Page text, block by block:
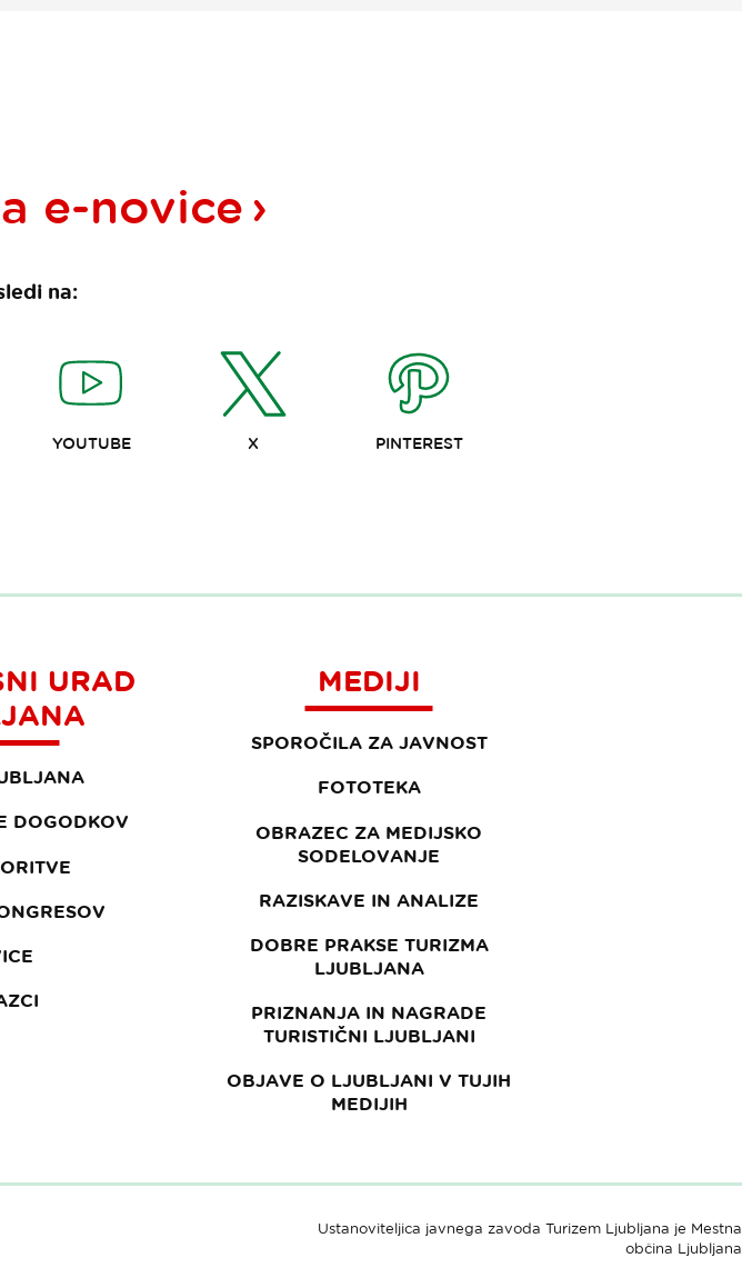
e-novice
na:
YOUTUBE X PINTEREST
URAD
DOGODKOV
MEDIJI
SPOROČILA ZA JAVNOST
FOTOTEKA
OBRAZEC ZA MEDIJSKO
SODELOVANJE
RAZISKAVE IN ANALIZE
DOBRE PRAKSE TURIZMA
LJUBLJANA
PRIZNANJA IN NAGRADE
TURISTIČNI LJUBLJANI
OBJAVE O LJUBLJANI V TUJIH
MEDIJIH
Ustanoviteljica javnega zavoda Turizem Ljubljana je Mestna
občina Ljubljana